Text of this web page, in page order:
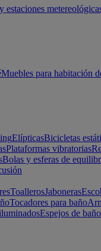
estaciones
Muebles para habitación
ElípticasBicicletas
Plataformas vibratorias
Bolas y esferas de
ToallerosJaboneras
Tocadores para baño
Espejos de